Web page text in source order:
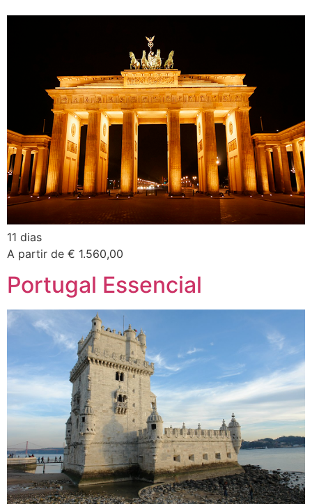
11 dias
A partir de € 1.560,00
Portugal Essencial